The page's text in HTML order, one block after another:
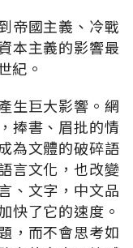
帝國主義、冷戰
本主義的影響最
紀。
生巨大影響。網
捧書、眉批的情
為文體的破碎語
言文化，也改變
、文字，中文品
快了它的速度。
，而不會思考如